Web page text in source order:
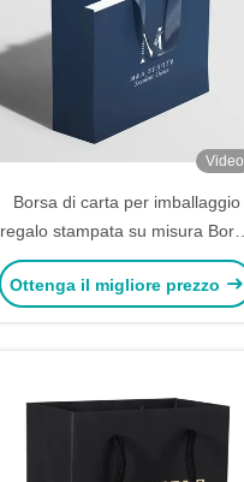
Video
Borsa di carta per imballaggio
regalo stampata su misura Borsa
di carta di lusso bianca nera
Borsa di carta spessa
Ottenga il migliore prezzo